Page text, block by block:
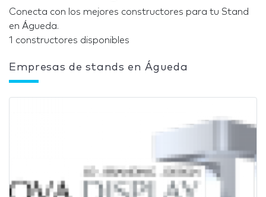
Conecta con los mejores constructores para tu Stand
en Águeda.
1 constructores disponibles
Empresas de stands en Águeda